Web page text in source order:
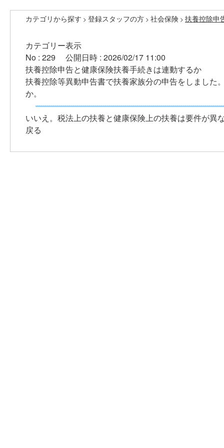
カテゴリから探す > 登録スタッフの方 > 社会保険 > 扶養控除申
カテゴリー表示
No : 229
公開日時 : 2026/02/17 11:00
扶養控除申告と健康保険扶養手続きは連動するか
扶養控除等異動申告書で扶養家族分の申告をしまし
か。
いいえ。税法上の扶養と健康保険上の扶養は要件が異
戻る